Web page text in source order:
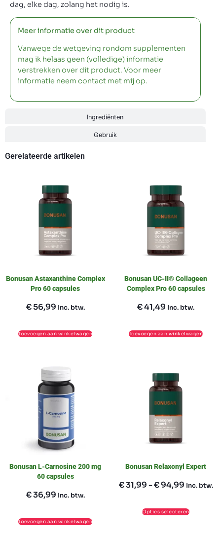
Ingrediënten
Gebruik
dag, elke dag, zolang het nodig is.
Meer informatie over dit product
Vanwege de wetgeving rondom supplementen
mag ik helaas geen (volledige) informatie
verstrekken over dit product. Voor meer
informatie neem contact met mij op.
Gerelateerde artikelen
Bonusan Astaxanthine Complex
Pro 60 capsules
€56,99 Inc. btw.
Toevoegen aan winkelwagen
Bonusan UC-II® Collageen
Complex Pro 60 capsules
€41,49 Inc. btw.
Toevoegen aan winkelwagen
Bonusan L-Carnosine 200 mg
60 capsules
€36,99 Inc. btw.
Toevoegen aan winkelwagen
Bonusan Relaxonyl Expert
€31,99-€94,99 Inc. btw.
Opties selecteren